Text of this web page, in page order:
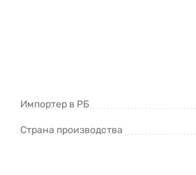
Импортер в РБ
Страна производства